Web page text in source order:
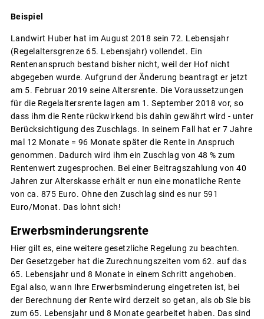
Beispiel
Landwirt Huber hat im August 2018 sein 72. Lebensjahr
(Regelaltersgrenze 65. Lebensjahr) vollendet. Ein
Rentenanspruch bestand bisher nicht, weil der Hof nicht
abgegeben wurde. Aufgrund der Änderung beantragt er jetzt
am 5. Februar 2019 seine Altersrente. Die Voraussetzungen
für die Regelaltersrente lagen am 1. September 2018 vor, so
dass ihm die Rente rückwirkend bis dahin gewährt wird - unter
Berücksichtigung des Zuschlags. In seinem Fall hat er 7 Jahre
mal 12 Monate = 96 Monate später die Rente in Anspruch
genommen. Dadurch wird ihm ein Zuschlag von 48 % zum
Rentenwert zugesprochen. Bei einer Beitragszahlung von 40
Jahren zur Alterskasse erhält er nun eine monatliche Rente
von ca. 875 Euro. Ohne den Zuschlag sind es nur 591
Euro/Monat. Das lohnt sich!
Erwerbsminderungsrente
Hier gilt es, eine weitere gesetzliche Regelung zu beachten.
Der Gesetzgeber hat die Zurechnungszeiten vom 62. auf das
65. Lebensjahr und 8 Monate in einem Schritt angehoben.
Egal also, wann Ihre Erwerbsminderung eingetreten ist, bei
der Berechnung der Rente wird derzeit so getan, als ob Sie bis
zum 65. Lebensjahr und 8 Monate gearbeitet haben. Das sind